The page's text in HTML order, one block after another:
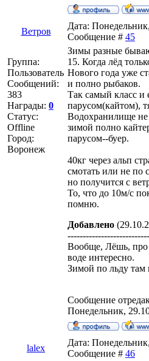
Ветров
Дата:
Сообщение # 45
Группа:
Пользователь
Сообщений:
383
Награды: 0
Статус:
Offline
Город:
Воронеж
Зимы разные
15. Когда лёд
Нового года уже
и полно рыбаков.
Так самый класс и
парусом(кайтом),
Водохранилище не
зимой полно
парусом--буер.
40кг через альп
смотать или не по
но получится с
То, что до 10м/с
помню.
Добавлено
Вообще, Лёшь, про
воде интересно.
Зимой по льду там
Сообщение
Понедельник,
lalex
Дата:
Сообщение # 46